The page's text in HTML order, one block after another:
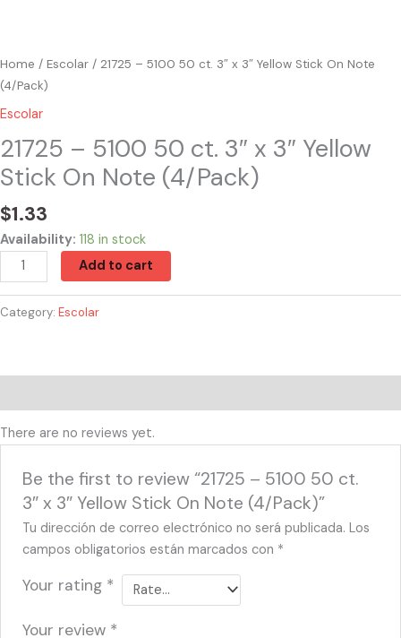
Home / Escolar / 21725 – 5100 50 ct. 3″ x 3″ Yellow Stick On Note
(4/Pack)
Escolar
21725 – 5100 50 ct. 3″ x 3″ Yellow
Stick On Note (4/Pack)
$1.33
Availability: 118 in stock
Add to cart
Category: Escolar
There are no reviews yet.
Be the first to review “21725 – 5100 50 ct.
3″ x 3″ Yellow Stick On Note (4/Pack)”
Tu dirección de correo electrónico no será publicada. Los
campos obligatorios están marcados con *
Your rating *
Your review *